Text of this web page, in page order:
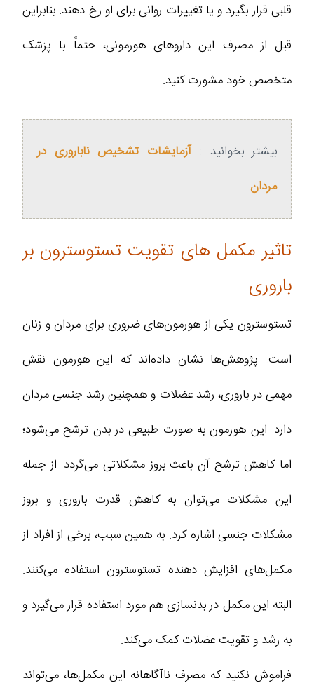
قلبی قرار بگیرد و یا تغییرات روانی برای او رخ دهند. بنابراین
قبل از مصرف این داروهای هورمونی، حتماً با پزشک
متخصص خود مشورت کنید.
بیشتر بخوانید :آزمایشات تشخیص ناباروری در
مردان
تاثیر مکمل ‌های تقویت تستوسترون بر
باروری
تستوسترون یکی از هورمون‌های ضروری برای مردان و زنان
است. پژوهش‌ها نشان داده‌اند که این هورمون نقش
مهمی در باروری، رشد عضلات و همچنین رشد جنسی مردان
دارد. این هورمون به صورت طبیعی در بدن ترشح می‌شود؛
اما کاهش ترشح آن باعث بروز مشکلاتی می‌گردد. از جمله
این مشکلات می‌توان به کاهش قدرت باروری و بروز
مشکلات جنسی اشاره کرد. به همین سبب، برخی از افراد از
مکمل‌های افزایش دهنده تستوسترون استفاده می‌کنند.
البته این مکمل در بدنسازی هم مورد استفاده قرار می‌گیرد و
به رشد و تقویت عضلات کمک می‌کند.
فراموش نکنید که مصرف ناآگاهانه این مکمل‌ها، می‌تواند